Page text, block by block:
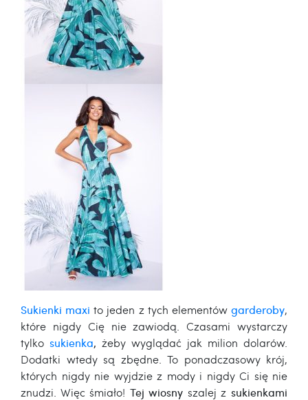
Sukienki maxi to jeden z tych elementówgarderoby,
które nigdy Cię nie zawiodą. Czasami wystarczy
tylko sukienka, żeby wyglądać jak milion dolarów.
Dodatki wtedy są zbędne. To ponadczasowy krój,
których nigdy nie wyjdzie z mody i nigdy Ci się nie
znudzi. Więc śmiało! Tej wiosny szalej zsukienkami